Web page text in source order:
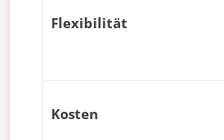
Flexibilität
Kosten